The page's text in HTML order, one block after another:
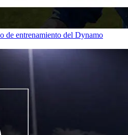
de entrenamiento del Dynamo